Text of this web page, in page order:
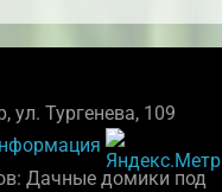
ул. Тургенева, 109
Дачные домики под